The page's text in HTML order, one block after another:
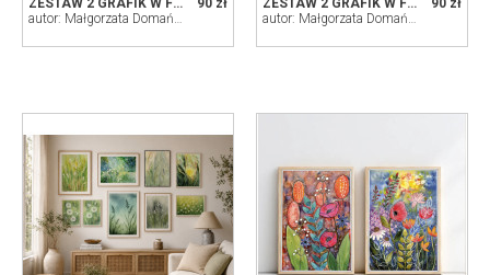
90 zł
ZESTAW 2 GRAFIK W FORMACIE A3
autor: Małgorzata Domańska ART
90 zł
ZESTAW 2 GRAFIK W FORMACIE A3
autor: Małgorzata Domańska ART